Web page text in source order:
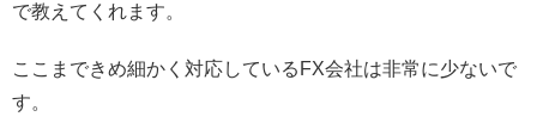
で教えてくれます。
ここまできめ細かく対応しているFX会社は非常に少ないで
す。